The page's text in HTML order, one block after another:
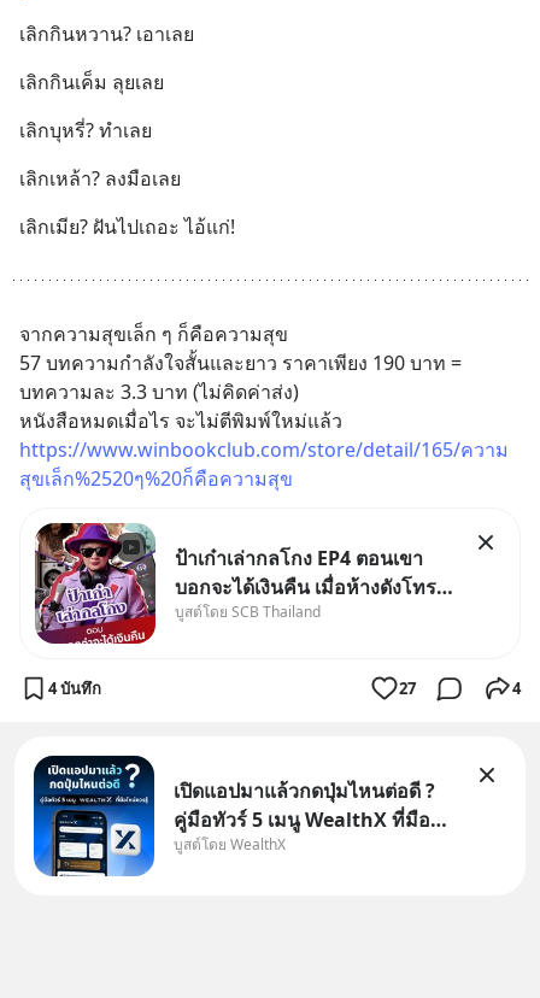
เลิกกินหวาน? เอาเลย
เลิกกินเค็ม ลุยเลย
เลิกบุหรี่? ทำเลย
เลิกเหล้า? ลงมือเลย
เลิกเมีย? ฝันไปเถอะ ไอ้แก่!
จากความสุขเล็ก ๆ ก็คือความสุข
57 บทความกำลังใจสั้นและยาว ราคาเพียง 190 บาท =
บทความละ 3.3 บาท (ไม่คิดค่าส่ง)
หนังสือหมดเมื่อไร จะไม่ตีพิมพ์ใหม่แล้ว
https://www.winbookclub.com/store/detail/165/ความ
สุขเล็ก%2520ๆ%20ก็คือความสุข
ป้าเก๋าเล่ากลโกง EP4 ตอนเขา
บอกจะได้เงินคืน เมื่อห้างดังโทร
หาคุณวิยะดา แจ้งเรื่องเคลมสินค้า
จะได้เงินจริง หรือเป็นเรื่องจ้อจี้ หา
คำตอบได้ที่ “ป้าเก๋าเล่ากลโกง”
บูสต์โดย SCB Thailand
4 บันทึก 27 4
เปิดแอปมาแล้วกดปุ่มไหนต่อดี ?
คู่มือทัวร์ 5 เมนู WealthX ที่มือ
ใหม่ควรรู้ สำหรับใครที่เพิ่งโหลด
บูสต์โดย WealthX